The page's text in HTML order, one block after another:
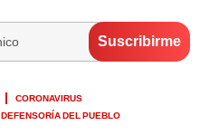
CORONAVIRUS
DEFENSORÍA DEL PUEBLO